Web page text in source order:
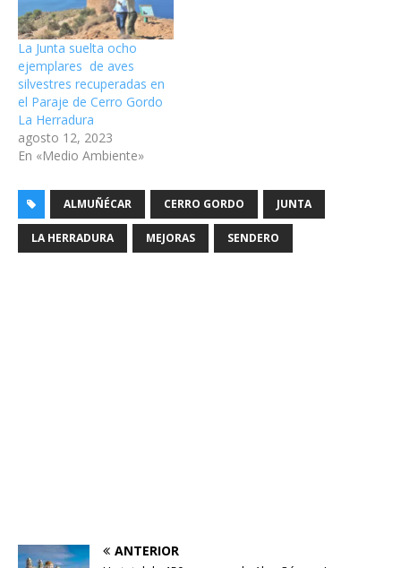
La Junta suelta ocho
ejemplares de aves
silvestres recuperadas en
el Paraje de Cerro Gordo
La Herradura
agosto 12, 2023
En «Medio Ambiente»
ALMUÑÉCAR CERRO GORDO JUNTA
LA HERRADURA MEJORAS SENDERO
ANTERIOR